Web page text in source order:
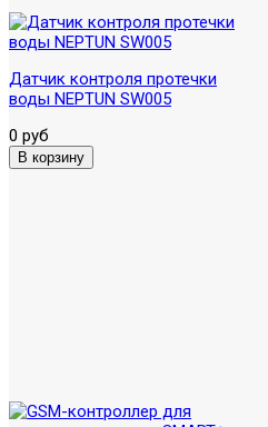
Датчик контроля протечки
воды NEPTUN SW005
0 руб